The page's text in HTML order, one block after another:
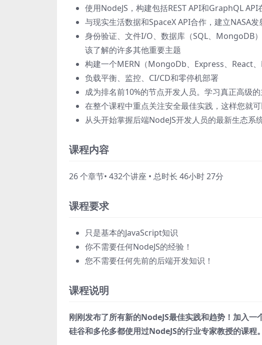
使用NodeJS，构建包括REST API和GraphQL
与现实生活数据和SpaceX API合作，建立NASA
身份验证、文件I/O、数据库（SQL、MongoDB
该了解的许多其他重要主题
构建一个MERN（MongoDb、Express、React
负载平衡、监控、CI/CD和零停机部署
成为排名前10%的节点开发人员。学习真正高级的
在整个课程中重点关注安全最佳实践，这样您就
从头开始掌握后端NodeJS开发人员的最新生态系
课程内容
26 个章节• 432个讲座 • 总时长 46小时 27分
课程要求
只是基本的JavaScript知识
你不需要任何NodeJS的经验！
您不需要任何先前的后端开发知识！
课程说明
刚刚发布了所有新的NodeJS最佳实践和趋势！加入
硅谷和多伦多都使用过NodeJS的行业专家教授的课程。